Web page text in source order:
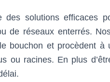
des solutions efficaces
de réseaux enterrés.
bouchon et procèdent
ou racines. En plus